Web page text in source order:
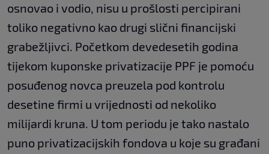
osnovao i vodio, nisu u prošlosti percipirani
toliko negativno kao drugi slični financijski
grabežljivci. Početkom devedesetih godina
tijekom kuponske privatizacije PPF je pomoću
posuđenog novca preuzela pod kontrolu
desetine firmi u vrijednosti od nekoliko
milijardi kruna. U tom periodu je tako nastalo
puno privatizacijskih fondova u koje su građani